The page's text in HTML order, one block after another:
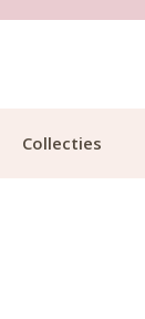
Collecties